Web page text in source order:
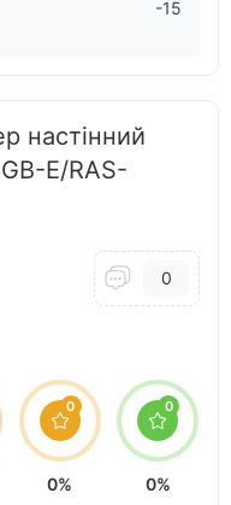
-15
настінний
E/RAS-
0
0
0%
0
0%